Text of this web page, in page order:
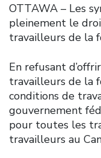
OTTAWA – Les
pleinement le
travailleurs de la
En refusant
travailleurs de la
conditions de
gouvernement
pour toutes les
travailleurs au